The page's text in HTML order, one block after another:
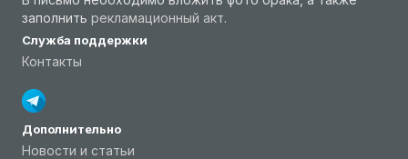
заполнить рекламационный акт.
Служба поддержки
Контакты
Дополнительно
Новости и статьи